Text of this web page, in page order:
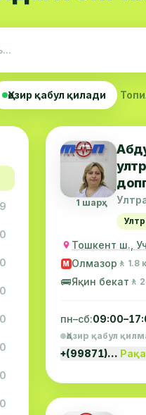
Ҳозир қабул қилади
0
0
0
0
0
0
0
1 шарҳ
Тошкент ш.,
М Олмазор 🚶 1.8
🚌Яқин бекат 🚶
пн–сб:
Ҳозир қабул
+(99871)…